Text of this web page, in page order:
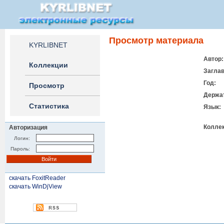
KYRLIBNET
Коллекции
Просмотр
Статистика
Авторизация
Логин:
Пароль:
скачать FoxitReader
скачать WinDjView
Просмотр материала
Автор:
Год:
Язык: